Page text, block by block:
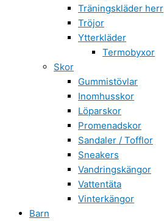
Träningskläder herr
Tröjor
Ytterkläder
Termobyxor
Skor
Gummistövlar
Inomhusskor
Löparskor
Promenadskor
Sandaler / Tofflor
Sneakers
Vandringskängor
Vattentäta
Vinterkängor
Barn